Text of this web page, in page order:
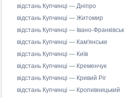
відстань Купчинці — Дніпро
відстань Купчинці — Житомир
відстань Купчинці — Івано-Франківськ
відстань Купчинці — Кам'янське
відстань Купчинці — Київ
відстань Купчинці — Кременчук
відстань Купчинці — Кривий Ріг
відстань Купчинці — Кропивницький